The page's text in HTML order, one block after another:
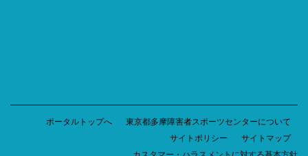
ポータルトップへ
東京都多摩障害者スポーツセンターについて
サイトポリシー
サイトマップ